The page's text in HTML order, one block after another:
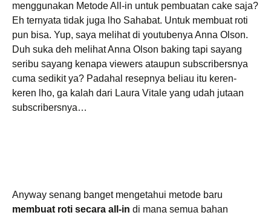
menggunakan Metode All-in untuk pembuatan cake saja?
Eh ternyata tidak juga lho Sahabat. Untuk membuat roti
pun bisa. Yup, saya melihat di youtubenya Anna Olson.
Duh suka deh melihat Anna Olson baking tapi sayang
seribu sayang kenapa viewers ataupun subscribersnya
cuma sedikit ya? Padahal resepnya beliau itu keren-
keren lho, ga kalah dari Laura Vitale yang udah jutaan
subscribersnya…
Anyway senang banget mengetahui metode baru
membuat roti secara all-in di mana semua bahan